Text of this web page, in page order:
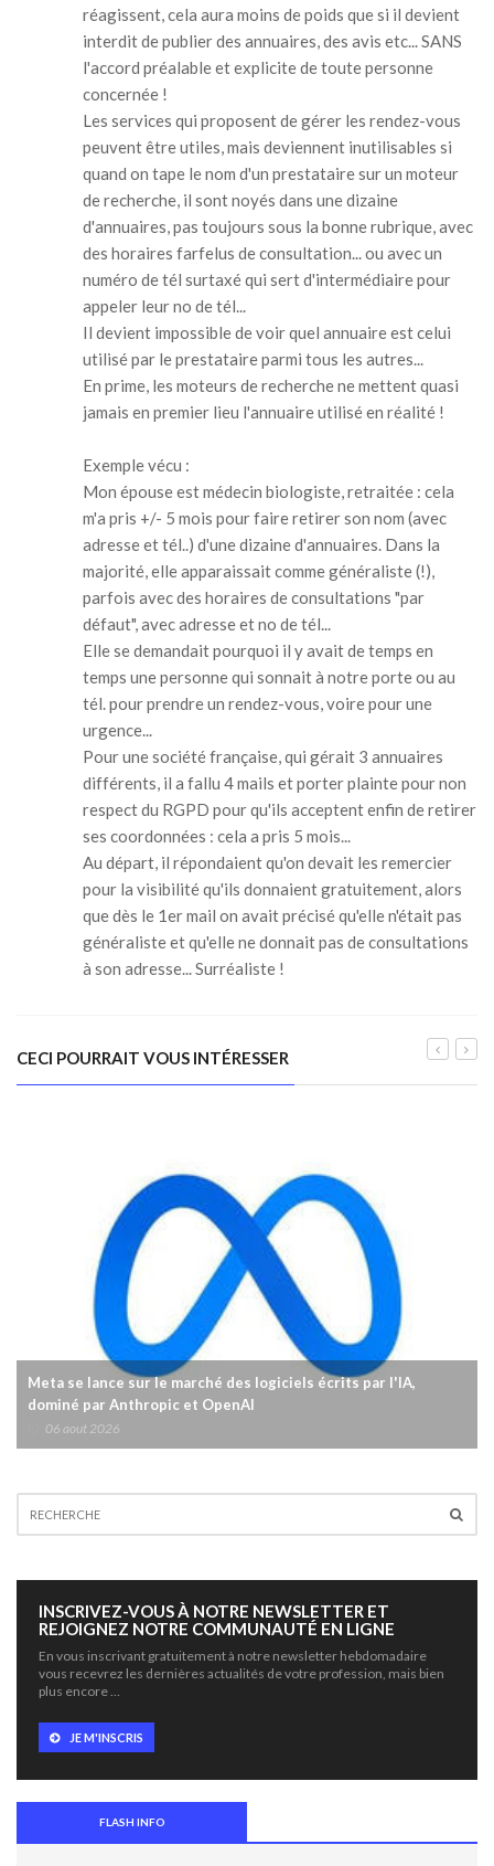
réagissent, cela aura moins de poids que si il devient
interdit de publier des annuaires, des avis etc... SANS
l'accord préalable et explicite de toute personne
concernée !
Les services qui proposent de gérer les rendez-vous
peuvent être utiles, mais deviennent inutilisables si
quand on tape le nom d'un prestataire sur un moteur
de recherche, il sont noyés dans une dizaine
d'annuaires, pas toujours sous la bonne rubrique, avec
des horaires farfelus de consultation... ou avec un
numéro de tél surtaxé qui sert d'intermédiaire pour
appeler leur no de tél...
Il devient impossible de voir quel annuaire est celui
utilisé par le prestataire parmi tous les autres...
En prime, les moteurs de recherche ne mettent quasi
jamais en premier lieu l'annuaire utilisé en réalité !
Exemple vécu :
Mon épouse est médecin biologiste, retraitée : cela
m'a pris +/- 5 mois pour faire retirer son nom (avec
adresse et tél..) d'une dizaine d'annuaires. Dans la
majorité, elle apparaissait comme généraliste (!),
parfois avec des horaires de consultations "par
défaut", avec adresse et no de tél...
Elle se demandait pourquoi il y avait de temps en
temps une personne qui sonnait à notre porte ou au
tél. pour prendre un rendez-vous, voire pour une
urgence...
Pour une société française, qui gérait 3 annuaires
différents, il a fallu 4 mails et porter plainte pour non
respect du RGPD pour qu'ils acceptent enfin de retirer
ses coordonnées : cela a pris 5 mois...
Au départ, il répondaient qu'on devait les remercier
pour la visibilité qu'ils donnaient gratuitement, alors
que dès le 1er mail on avait précisé qu'elle n'était pas
généraliste et qu'elle ne donnait pas de consultations
à son adresse... Surréaliste !
CECI POURRAIT VOUS INTÉRESSER
Meta se lance sur le marché des logiciels écrits par l'IA,
dominé par Anthropic et OpenAI
06 aout 2026
INSCRIVEZ-VOUS À NOTRE NEWSLETTER ET
REJOIGNEZ NOTRE COMMUNAUTÉ EN LIGNE
En vous inscrivant gratuitement à notre newsletter hebdomadaire
vous recevrez les dernières actualités de votre profession, mais bien
plus encore …
JE M'INSCRIS
FLASH INFO